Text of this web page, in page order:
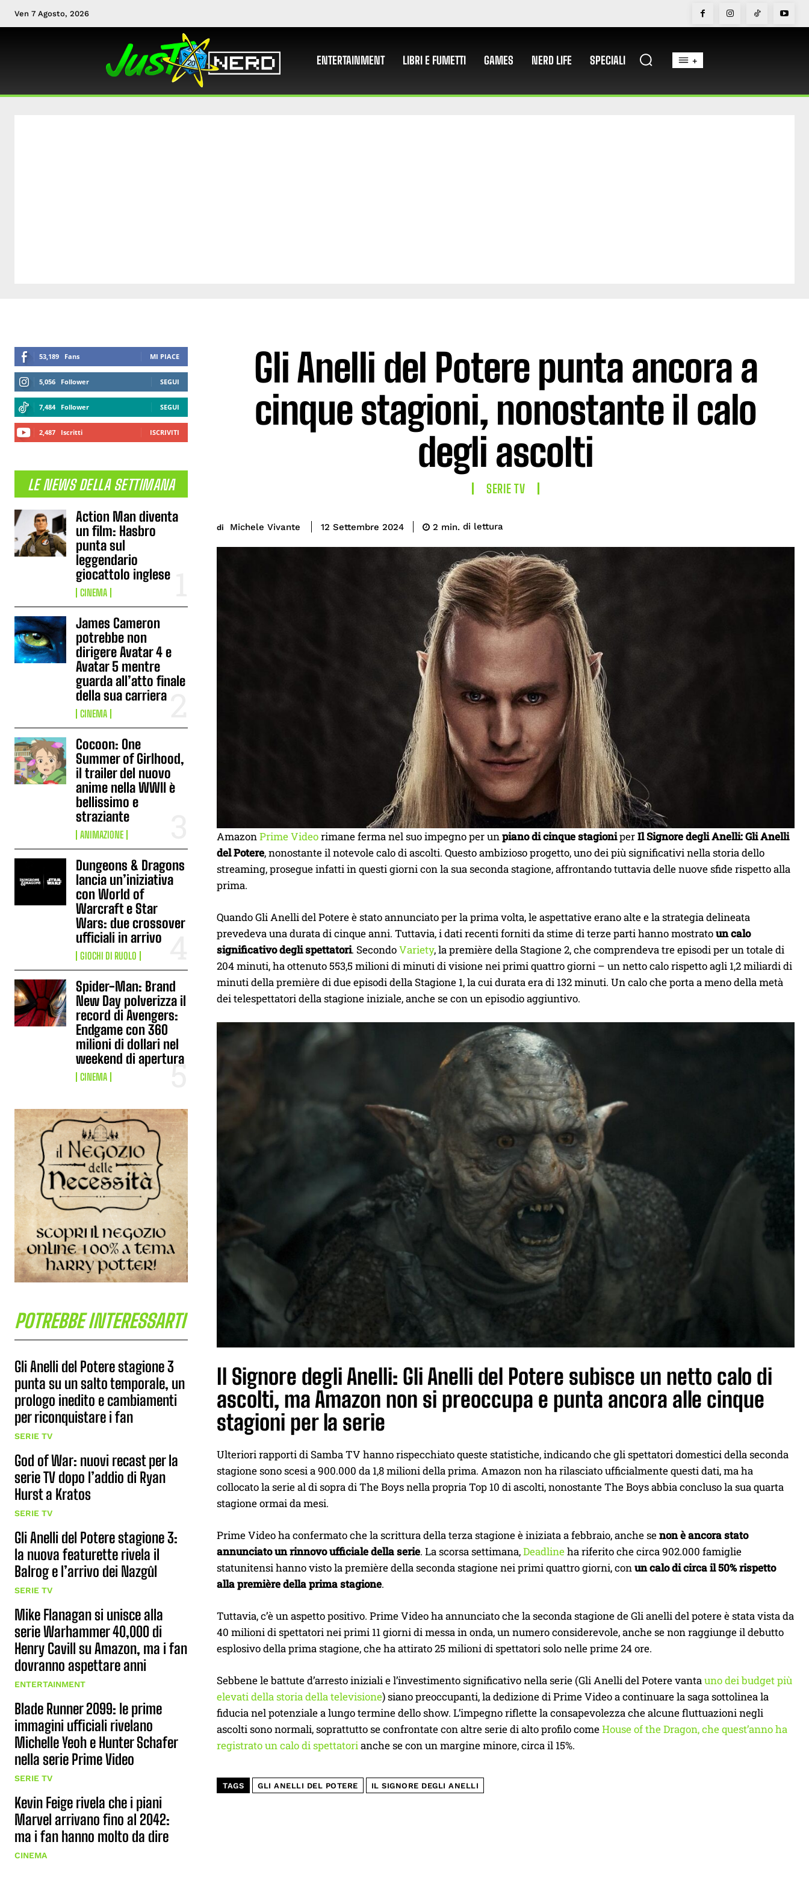
Ven 7 Agosto, 2026
ENTERTAINMENT LIBRI E FUMETTI GAMES NERD LIFE SPECIALI +
53,189 Fans MI PIACE
5,056 Follower SEGUI
7,484 Follower SEGUI
2,487 Iscritti ISCRIVITI
LE NEWS DELLA SETTIMANA
Action Man diventa
un film: Hasbro
punta sul
leggendario
giocattolo inglese
CINEMA
James Cameron
potrebbe non
dirigere Avatar 4 e
Avatar 5 mentre
guarda all’atto finale
della sua carriera
CINEMA
Cocoon: One
Summer of Girlhood,
il trailer del nuovo
anime nella WWII è
bellissimo e
straziante
ANIMAZIONE
Dungeons & Dragons
lancia un’iniziativa
con World of
Warcraft e Star
Wars: due crossover
ufficiali in arrivo
GIOCHI DI RUOLO
Spider-Man: Brand
New Day polverizza il
record di Avengers:
Endgame con 360
milioni di dollari nel
weekend di apertura
CINEMA
POTREBBE INTERESSARTI
Gli Anelli del Potere stagione 3
punta su un salto temporale, un
prologo inedito e cambiamenti
per riconquistare i fan
SERIE TV
God of War: nuovi recast per la
serie TV dopo l’addio di Ryan
Hurst a Kratos
SERIE TV
Gli Anelli del Potere stagione 3:
la nuova featurette rivela il
Balrog e l’arrivo dei Nazgûl
SERIE TV
Mike Flanagan si unisce alla
serie Warhammer 40,000 di
Henry Cavill su Amazon, ma i fan
dovranno aspettare anni
ENTERTAINMENT
Blade Runner 2099: le prime
immagini ufficiali rivelano
Michelle Yeoh e Hunter Schafer
nella serie Prime Video
SERIE TV
Kevin Feige rivela che i piani
Marvel arrivano fino al 2042:
ma i fan hanno molto da dire
CINEMA
Gli Anelli del Potere punta ancora a
cinque stagioni, nonostante il calo
degli ascolti
SERIE TV
di Michele Vivante 12 Settembre 2024 2 min. di lettura
AmazonPrime Videorimane ferma nel suo impegno per unpiano di cinque stagioniperIl Signore degli Anelli: Gli Anelli
del Potere, nonostante il notevole calo di ascolti. Questo ambizioso progetto, uno dei più significativi nella storia dello
streaming, prosegue infatti in questi giorni con la sua seconda stagione, affrontando tuttavia delle nuove sfide rispetto alla
prima.
Quando Gli Anelli del Potere è stato annunciato per la prima volta, le aspettative erano alte e la strategia delineata
prevedeva una durata di cinque anni. Tuttavia, i dati recenti forniti da stime di terze parti hanno mostratoun calo
significativo degli spettatori. SecondoVariety, la première della Stagione 2, che comprendeva tre episodi per un totale di
204 minuti, ha ottenuto 553,5 milioni di minuti di visione nei primi quattro giorni – un netto calo rispetto agli 1,2 miliardi di
minuti della première di due episodi della Stagione 1, la cui durata era di 132 minuti. Un calo che porta a meno della metà
dei telespettatori della stagione iniziale, anche se con un episodio aggiuntivo.
Il Signore degli Anelli: Gli Anelli del Potere subisce un netto calo di
ascolti, ma Amazon non si preoccupa e punta ancora alle cinque
stagioni per la serie
Ulteriori rapporti di Samba TV hanno rispecchiato queste statistiche, indicando che gli spettatori domestici della seconda
stagione sono scesi a 900.000 da 1,8 milioni della prima. Amazon non ha rilasciato ufficialmente questi dati, ma ha
collocato la serie al di sopra di The Boys nella propria Top 10 di ascolti, nonostante The Boys abbia concluso la sua quarta
stagione ormai da mesi.
Prime Video ha confermato che la scrittura della terza stagione è iniziata a febbraio, anche senon è ancora stato
annunciato un rinnovo ufficiale della serie. La scorsa settimana,Deadlineha riferito che circa 902.000 famiglie
statunitensi hanno visto la première della seconda stagione nei primi quattro giorni, conun calo di circa il 50% rispetto
alla première della prima stagione.
Tuttavia, c’è un aspetto positivo. Prime Video ha annunciato che la seconda stagione de Gli anelli del potere è stata vista da
40 milioni di spettatori nei primi 11 giorni di messa in onda, un numero considerevole, anche se non raggiunge il debutto
esplosivo della prima stagione, che ha attirato 25 milioni di spettatori solo nelle prime 24 ore.
Sebbene le battute d’arresto iniziali e l’investimento significativo nella serie (Gli Anelli del Potere vantauno dei budget più
elevati della storia della televisione) siano preoccupanti, la dedizione di Prime Video a continuare la saga sottolinea la
fiducia nel potenziale a lungo termine dello show. L’impegno riflette la consapevolezza che alcune fluttuazioni negli
ascolti sono normali, soprattutto se confrontate con altre serie di alto profilo comeHouse of the Dragon, che quest’anno ha
registrato un calo di spettatorianche se con un margine minore, circa il 15%.
TAGS GLI ANELLI DEL POTERE IL SIGNORE DEGLI ANELLI